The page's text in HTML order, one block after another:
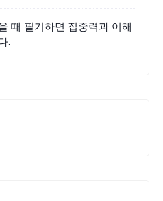
때 필기하면 집중력과 이해
.